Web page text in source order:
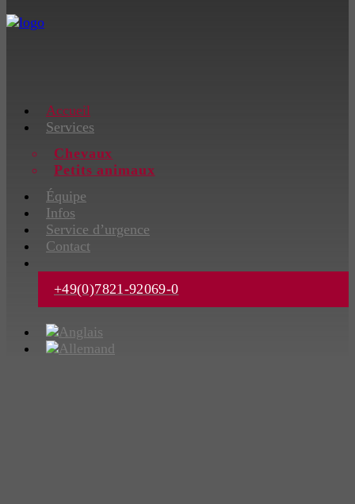
Accueil
Services
Chevaux
Petits animaux
Équipe
Infos
Service d’urgence
Contact
+49(0)7821-92069-0